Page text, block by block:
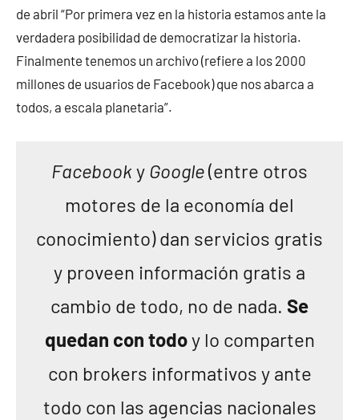
de abril “Por primera vez en la historia estamos ante la
verdadera posibilidad de democratizar la historia.
Finalmente tenemos un archivo (refiere a los 2000
millones de usuarios de Facebook) que nos abarca a
todos, a escala planetaria”.
Facebooky Google(entre otros
motores de la economía del
conocimiento) dan servicios gratis
y proveen información gratis a
cambio de todo, no de nada. Se
quedan con todoy lo comparten
con brokers informativos y ante
todo con las agencias nacionales